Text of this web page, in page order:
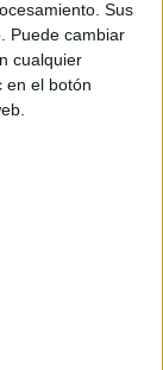
Sus
Puede cambiar
cualquier
en el botón